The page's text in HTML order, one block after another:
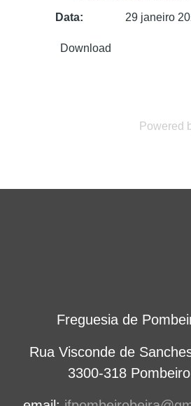
Data:
29 janeiro
Powered
Freguesia de
Rua Visconde de
3300-318